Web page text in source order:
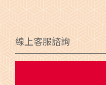
線上客服諮詢